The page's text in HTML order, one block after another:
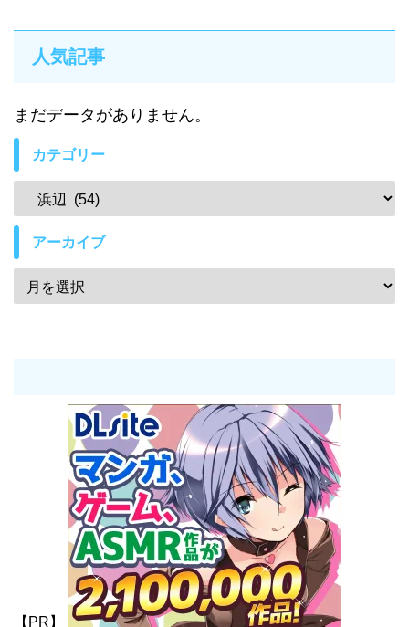
人気記事
まだデータがありません。
カテゴリー
アーカイブ
【PR】